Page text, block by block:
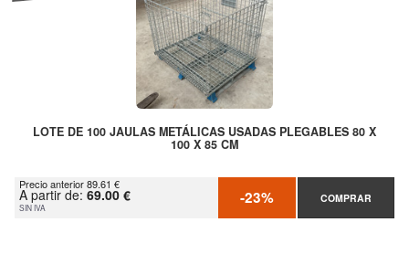
LOTE DE 100 JAULAS METÁLICAS USADAS PLEGABLES 80 X
100 X 85 CM
Precio anterior 89.61 €
A partir de: 69.00 €
SIN IVA -23% COMPRAR